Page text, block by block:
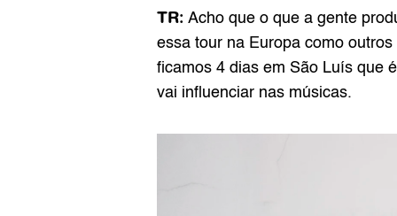
TR: Acho que o que a gente
essa tour na Europa como
ficamos 4 dias em São Luís que
vai influenciar nas músicas.